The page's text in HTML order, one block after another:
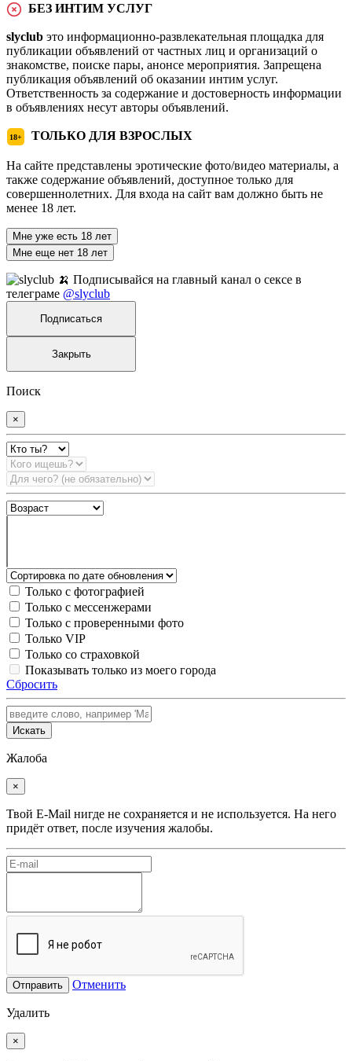
БЕЗ ИНТИМ УСЛУГ
slyclub это информационно-развлекательная площадка для
публикации объявлений от частных лиц и организаций о
знакомстве, поиске пары, анонсе мероприятия. Запрещена
публикация объявлений об оказании интим услуг.
Ответственность за содержание и достоверность информации
в объявлениях несут авторы объявлений.
18+ ТОЛЬКО ДЛЯ ВЗРОСЛЫХ
На сайте представлены эротические фото/видео материалы, а
также содержание объявлений, доступное только для
совершеннолетних. Для входа на сайт вам должно быть не
менее 18 лет.
Мне уже есть 18 лет
Мне еще нет 18 лет
🍌 Подписывайся на главный канал о сексе в
телеграме @slyclub
Подписаться
Закрыть
Поиск
×
Только с фотографией
Только с мессенжерами
Только с проверенными фото
Только VIP
Только со страховкой
Показывать только из моего города
Сбросить
Искать
Жалоба
×
Твой E-Mail нигде не сохраняется и не используется. На него
придёт ответ, после изучения жалобы.
Отправить Отменить
Удалить
×